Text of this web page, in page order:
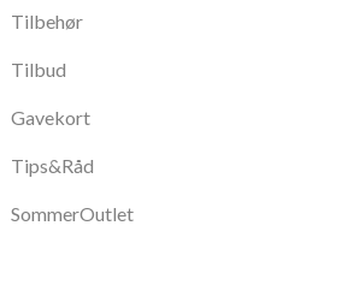
Tilbehør
Tilbud
Gavekort
Tips&Råd
SommerOutlet